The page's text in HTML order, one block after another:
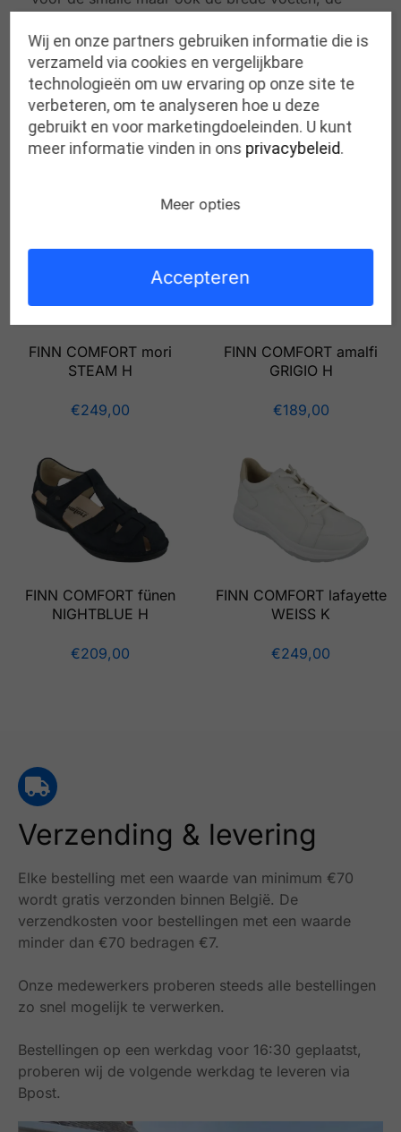
afwikkelbeperking hebben.
Gerelateerde producten
FINN COMFORT mori
STEAM H
€249,00
FINN COMFORT amalfi
GRIGIO H
€189,00
FINN COMFORT fünen
NIGHTBLUE H
€209,00
FINN COMFORT lafayette
WEISS K
€249,00
Verzending & levering
Elke bestelling met een waarde van minimum €70
wordt gratis verzonden binnen België. De
verzendkosten voor bestellingen met een waarde
minder dan €70 bedragen €7.
Onze medewerkers proberen steeds alle bestellingen
zo snel mogelijk te verwerken.
Bestellingen op een werkdag voor 16:30 geplaatst,
proberen wij de volgende werkdag te leveren via
Bpost.
Wij en onze partners gebruiken informatie die is
verzameld via cookies en vergelijkbare
technologieën om uw ervaring op onze site te
verbeteren, om te analyseren hoe u deze
gebruikt en voor marketingdoeleinden. U kunt
meer informatie vinden in ons privacybeleid.
Meer opties
Accepteren